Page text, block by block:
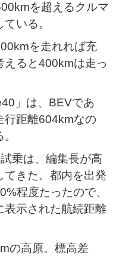
を超えるクルマ
いる。
を走れれば充
えると400kmは走っ
」は、BEVであ
行距離604kmなの
乗は、編集長が高
きた。都内を出発
程度たったので、
表示された航続距離
の高原。標高差